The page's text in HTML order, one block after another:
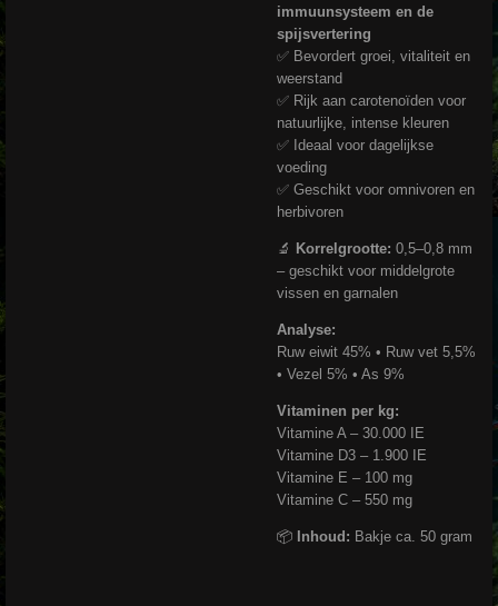
immuunsysteem en de
spijsvertering
✅ Bevordert groei, vitaliteit en
weerstand
✅ Rijk aan carotenoïden voor
natuurlijke, intense kleuren
✅ Ideaal voor dagelijkse
voeding
✅ Geschikt voor omnivoren en
herbivoren
🔬 Korrelgrootte: 0,5–0,8 mm
– geschikt voor middelgrote
vissen en garnalen
Analyse:
Ruw eiwit 45% • Ruw vet 5,5%
• Vezel 5% • As 9%
Vitaminen per kg:
Vitamine A – 30.000 IE
Vitamine D3 – 1.900 IE
Vitamine E – 100 mg
Vitamine C – 550 mg
📦 Inhoud: Bakje ca. 50 gram